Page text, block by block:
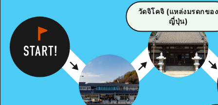
วัดจิโคจิ (แหล่งมรดกของ
ญี่ปุ่น)